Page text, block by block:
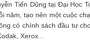
Tiến Dũng tại Đại Học
năm, tạo nên một cuộc
có chính sách đầu tư
Xerox...